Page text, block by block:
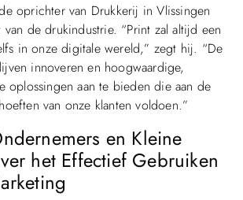
oprichter van Drukkerij in Vlissingen
de drukindustrie. “Print zal altijd een
in onze digitale wereld,” zegt hij. “De
innoveren en hoogwaardige,
oplossingen aan te bieden die aan de
van onze klanten voldoen.”
en Kleine
het Effectief Gebruiken